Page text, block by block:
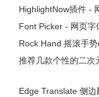
HighlightNow插件 -
Font Picker - 网页字
Rock Hand 摇滚手
推荐几款个性的二次
Edge Translate 侧边